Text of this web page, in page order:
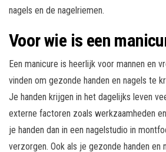
nagels en de nagelriemen.
Voor wie is een
Een manicure is heerlijk voor mannen en
vinden om gezonde handen en nagels te
Je handen krijgen in het dagelijks leven
externe factoren zoals werkzaamheden
je handen dan in een nagelstudio in
verzorgen. Ook als je gezonde handen en